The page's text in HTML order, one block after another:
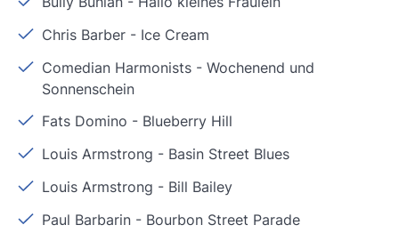
Chris Barber - Ice Cream
Comedian Harmonists -Wochenend und
Sonnenschein
Fats Domino - Blueberry Hill
Louis Armstrong - Basin Street Blues
Louis Armstrong - Bill Bailey
Paul Barbarin - Bourbon Street Parade